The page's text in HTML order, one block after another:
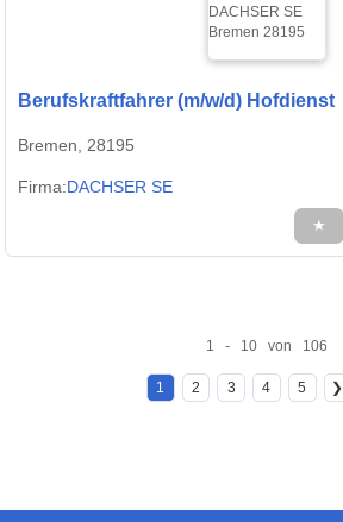
Berufskraftfahrer (m/w/d) Hofdienst
Bremen, 28195
Firma:DACHSER SE
★
1 - 10 von 106
1 2 3 4 5 ❯